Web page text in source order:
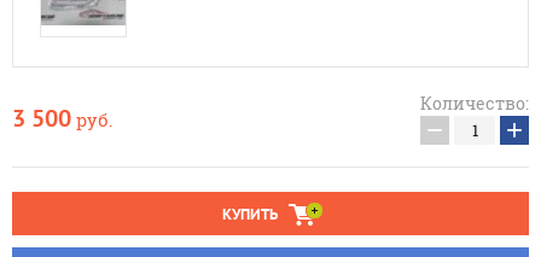
3 500 руб.
Количество:
− +
КУПИТЬ